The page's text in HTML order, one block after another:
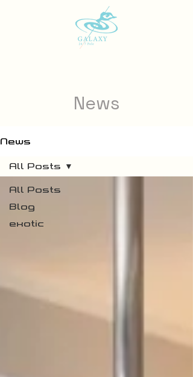
News
News
All Posts
Blog
exotic
All Posts